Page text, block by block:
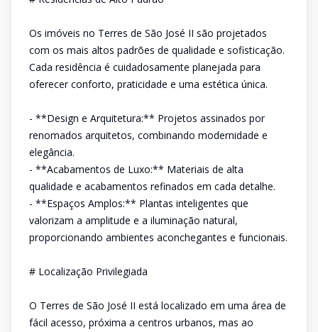
Os imóveis no Terres de São José II são projetados
com os mais altos padrões de qualidade e sofisticação.
Cada residência é cuidadosamente planejada para
oferecer conforto, praticidade e uma estética única.
- **Design e Arquitetura:** Projetos assinados por
renomados arquitetos, combinando modernidade e
elegância.
- **Acabamentos de Luxo:** Materiais de alta
qualidade e acabamentos refinados em cada detalhe.
- **Espaços Amplos:** Plantas inteligentes que
valorizam a amplitude e a iluminação natural,
proporcionando ambientes aconchegantes e funcionais.
# Localização Privilegiada
O Terres de São José II está localizado em uma área de
fácil acesso, próxima a centros urbanos, mas ao